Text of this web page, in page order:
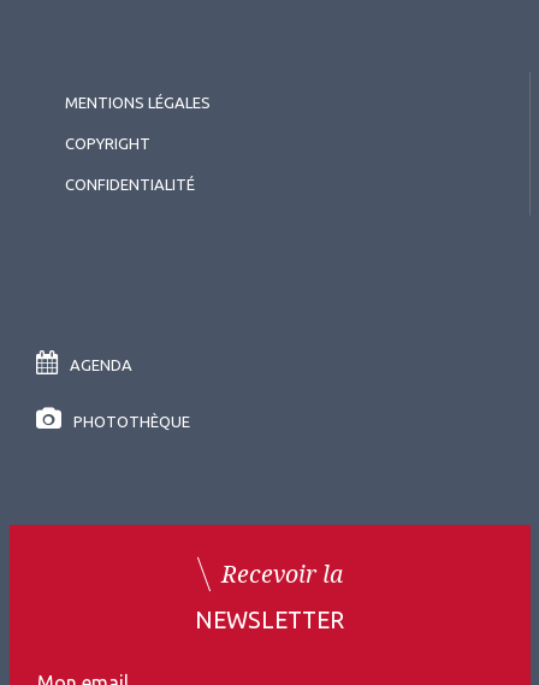
MENTIONS LÉGALES
COPYRIGHT
CONFIDENTIALITÉ
AGENDA
PHOTOTHÈQUE
Recevoir la
NEWSLETTER